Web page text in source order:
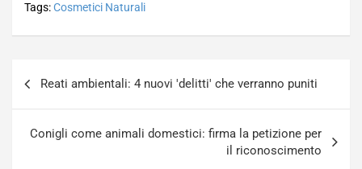
Tags:Cosmetici Naturali
Reati ambientali: 4 nuovi 'delitti' che verranno puniti
Conigli come animali domestici: firma la petizione per
il riconoscimento